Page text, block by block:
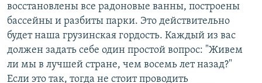
восстановлены все радоновые ванны, построены
бассейны и разбиты парки. Это действительно
будет наша грузинская гордость. Каждый из вас
должен задать себе один простой вопрос: "Живем
ли мы в лучшей стране, чем восемь лет назад?"
Если это так, тогда не стоит проводить